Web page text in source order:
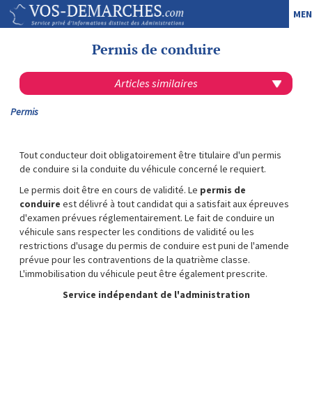
Permis de conduire
Articles similaires
Permis
Tout conducteur doit obligatoirement être titulaire d'un permis
de conduire si la conduite du véhicule concerné le requiert.
Le permis doit être en cours de validité. Le permis de
conduire est délivré à tout candidat qui a satisfait aux épreuves
d'examen prévues réglementairement. Le fait de conduire un
véhicule sans respecter les conditions de validité ou les
restrictions d'usage du permis de conduire est puni de l'amende
prévue pour les contraventions de la quatrième classe.
L'immobilisation du véhicule peut être également prescrite.
Service indépendant de l'administration